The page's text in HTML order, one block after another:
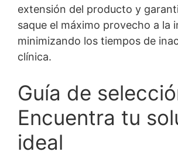
extensión del producto y
saque el máximo provecho a la
minimizando los tiempos de
clínica.
Guía de
Encuentra tu
ideal